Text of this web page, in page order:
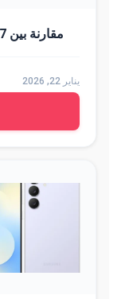
مقارنة بين iPhone 17 و iPhone 17 Pro Max
يناير 22, 2026